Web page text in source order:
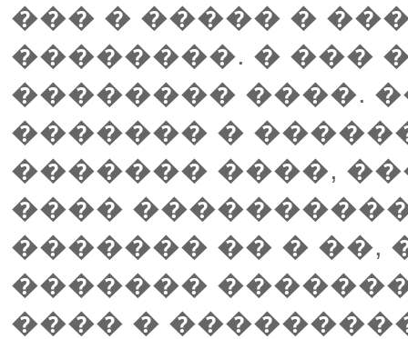
��� � ����� �
��������. � ���
�������� ����.
������� �
������� ����,
����
������� �� � ��,
�������
���� �